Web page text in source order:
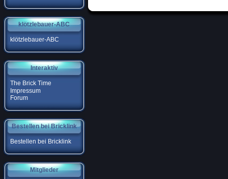
klötzlebauer-ABC
klötzlebauer-ABC
Interaktiv
The Brick Time
Impressum
Forum
Bestellen bei Bricklink
Bestellen bei Bricklink
Mitglieder